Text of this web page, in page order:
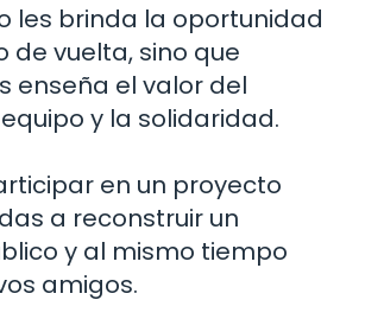
les brinda la oportunidad
de vuelta, sino que
enseña el valor del
y la solidaridad.
en un proyecto
a reconstruir un
y al mismo tiempo
amigos.